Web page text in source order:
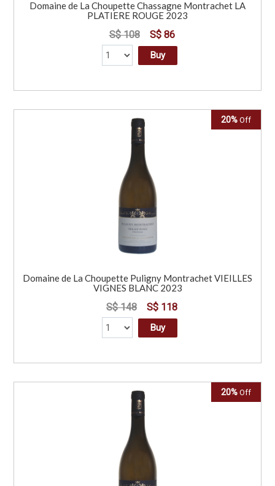
Domaine de La Choupette Chassagne Montrachet LA
PLATIERE ROUGE 2023
S$ 108 S$ 86
Buy
20% Off
Domaine de La Choupette Puligny Montrachet VIEILLES
VIGNES BLANC 2023
S$ 148 S$ 118
Buy
20% Off